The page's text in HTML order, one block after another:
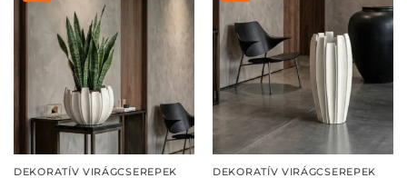
DEKORATÍV VIRÁGCSEREPEK DEKORATÍV VIRÁGCSEREPEK